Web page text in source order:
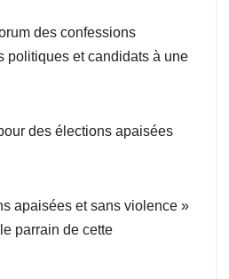
des confessions
politiques et candidats à une
des élections apaisées
apaisées et sans violence »
parrain de cette